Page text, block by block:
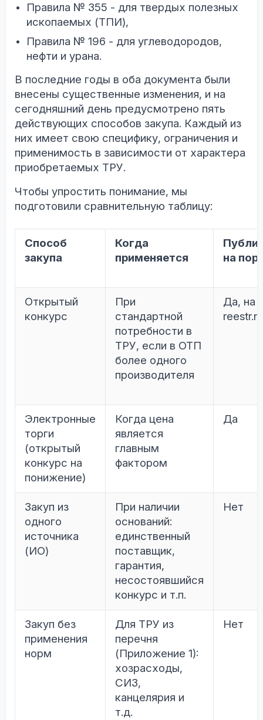
Правила № 355 - для твердых полезных
ископаемых (ТПИ),
Правила № 196 - для углеводородов,
нефти и урана.
В последние годы в оба документа были
внесены существенные изменения, и на
сегодняшний день предусмотрено пять
действующих способов закупа. Каждый из
них имеет свою специфику, ограничения и
применимость в зависимости от характера
приобретаемых ТРУ.
Чтобы упростить понимание, мы
подготовили сравнительную таблицу:
Способ
закупа
Когда
применяется
на
Открытый
конкурс
При
стандартной
потребности в
ТРУ, если в ОТП
более одного
производителя
Да, на
Электронные
торги
(открытый
конкурс на
понижение)
Когда цена
является
главным
фактором
Да
Закуп из
одного
источника
(ИО)
При наличии
оснований:
единственный
поставщик,
гарантия,
несостоявшийся
конкурс и т.п.
Нет
Закуп без
применения
норм
Для ТРУ из
перечня
(Приложение 1):
хозрасходы,
СИЗ,
канцелярия и
т.д.
Нет